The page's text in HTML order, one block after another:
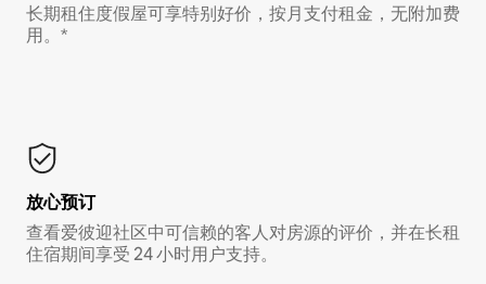
长期租住度假屋可享特别好价，按月支付租金，无附加费
用。*
放心预订
查看爱彼迎社区中可信赖的客人对房源的评价，并在长租
住宿期间享受 24 小时用户支持。